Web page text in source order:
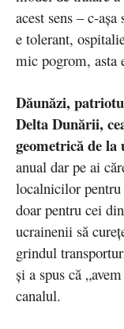
acest sens – c-
e tolerant,
mic pogrom, asta
Dăunăzi,
Delta Dunării,
geometrică de
anual dar pe ai
localnicilor
doar pentru cei
ucrainenii să
grindul
și a spus că
canalul.